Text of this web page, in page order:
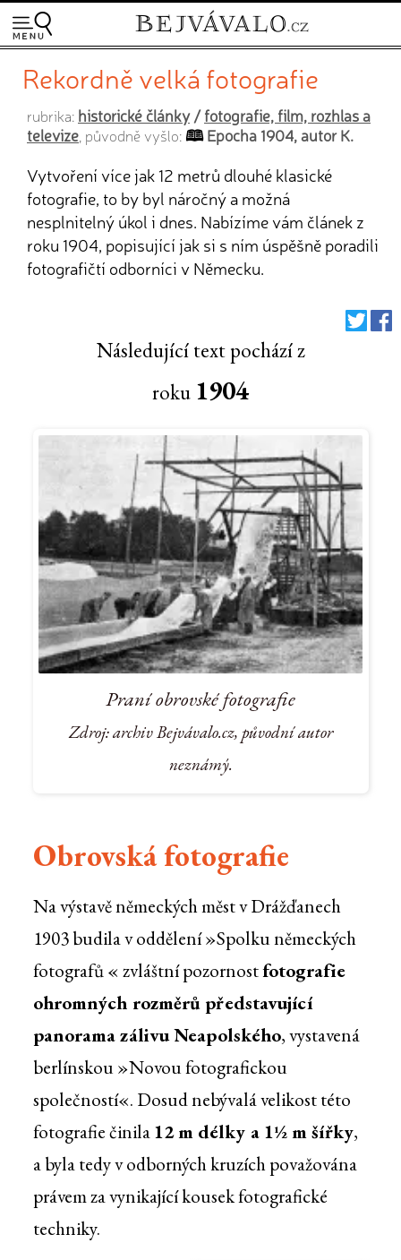
Rekordně velká fotografie
rubrika: historické články/fotografie, film, rozhlas a
televize , původně vyšlo: Epocha 1904, autor K.
Vytvoření více jak 12 metrů dlouhé klasické
fotografie, to by byl náročný a možná
nesplnitelný úkol i dnes. Nabízíme vám článek z
roku 1904, popisující jak si s ním úspěšně poradili
fotografičtí odborníci v Německu.
Následující text pochází z
roku 1904
Praní obrovské fotografie
Zdroj: archiv Bejvávalo.cz, původní autor
neznámý.
Obrovská fotografie
Na výstavě německých měst v Drážďanech
1903 budila v oddělení »Spolku německých
fotografů « zvláštní pozornostfotografie
ohromných rozměrů představující
panorama zálivu Neapolského, vystavená
berlínskou »Novou fotografickou
společností«. Dosud nebývalá velikost této
fotografie činila12 m délky a 1½ m šířky,
a byla tedy v odborných kruzích považována
právem za vynikající kousek fotografické
techniky.